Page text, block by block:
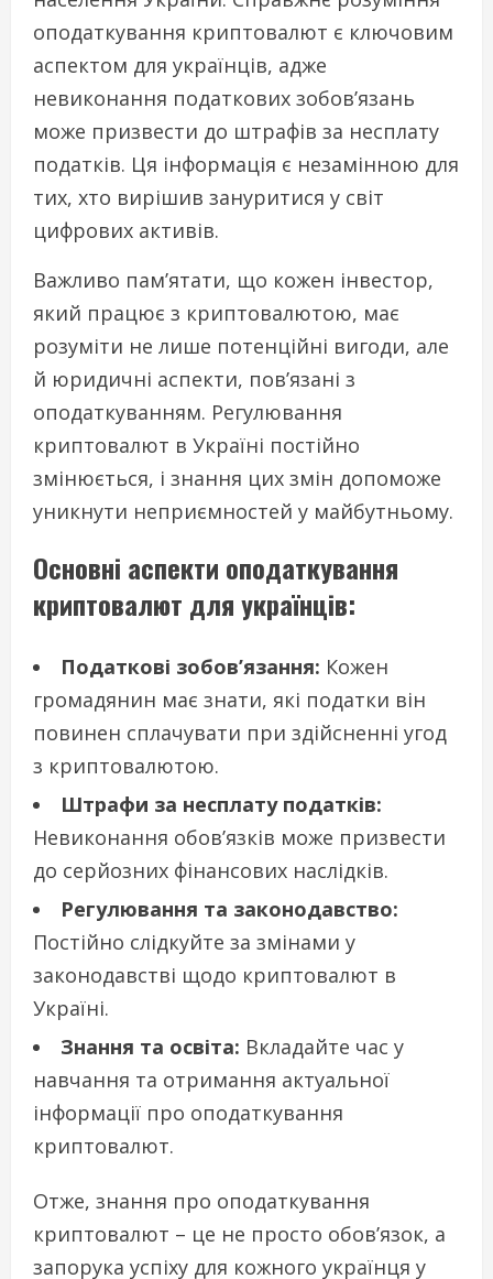
оподаткування криптовалют є ключовим
аспектом для українців, адже
невиконання податкових зобов’язань
може призвести до штрафів за несплату
податків. Ця інформація є незамінною для
тих, хто вирішив зануритися у світ
цифрових активів.
Важливо пам’ятати, що кожен інвестор,
який працює з криптовалютою, має
розуміти не лише потенційні вигоди, але
й юридичні аспекти, пов’язані з
оподаткуванням. Регулювання
криптовалют в Україні постійно
змінюється, і знання цих змін допоможе
уникнути неприємностей у майбутньому.
Основні аспекти оподаткування
криптовалют для українців:
Податкові зобов’язання: Кожен
громадянин має знати, які податки він
повинен сплачувати при здійсненні угод
з криптовалютою.
Штрафи за несплату податків:
Невиконання обов’язків може призвести
до серйозних фінансових наслідків.
Регулювання та законодавство:
Постійно слідкуйте за змінами у
законодавстві щодо криптовалют в
Україні.
Знання та освіта: Вкладайте час у
навчання та отримання актуальної
інформації про оподаткування
криптовалют.
Отже, знання про оподаткування
криптовалют – це не просто обов’язок, а
запорука успіху для кожного українця у